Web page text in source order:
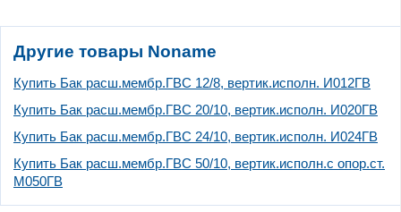
Другие товары Noname
Купить Бак расш.мембр.ГВС 12/8, вертик.исполн. И012ГВ
Купить Бак расш.мембр.ГВС 20/10, вертик.исполн. И020ГВ
Купить Бак расш.мембр.ГВС 24/10, вертик.исполн. И024ГВ
Купить Бак расш.мембр.ГВС 50/10, вертик.исполн.с опор.ст.
М050ГВ